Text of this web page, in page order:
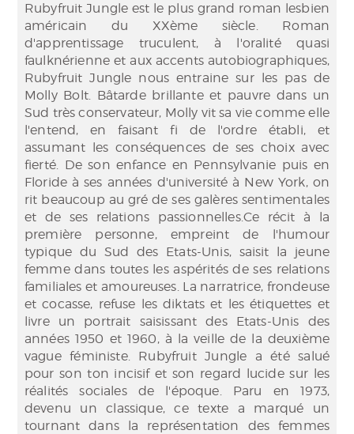
Rubyfruit Jungle est le plus grand roman lesbien
américain du XXème siècle. Roman
d'apprentissage truculent, à l'oralité quasi
faulknérienne et aux accents autobiographiques,
Rubyfruit Jungle nous entraine sur les pas de
Molly Bolt. Bâtarde brillante et pauvre dans un
Sud très conservateur, Molly vit sa vie comme elle
l'entend, en faisant fi de l'ordre établi, et
assumant les conséquences de ses choix avec
fierté. De son enfance en Pennsylvanie puis en
Floride à ses années d'université à New York, on
rit beaucoup au gré de ses galères sentimentales
et de ses relations passionnelles.Ce récit à la
première personne, empreint de l'humour
typique du Sud des Etats-Unis, saisit la jeune
femme dans toutes les aspérités de ses relations
familiales et amoureuses. La narratrice, frondeuse
et cocasse, refuse les diktats et les étiquettes et
livre un portrait saisissant des Etats-Unis des
années 1950 et 1960, à la veille de la deuxième
vague féministe. Rubyfruit Jungle a été salué
pour son ton incisif et son regard lucide sur les
réalités sociales de l'époque. Paru en 1973,
devenu un classique, ce texte a marqué un
tournant dans la représentation des femmes